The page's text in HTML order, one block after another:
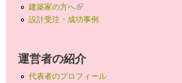
建築家の方へ(link is external)
設計受注・成功事例
運営者の紹介
代表者のプロフィール